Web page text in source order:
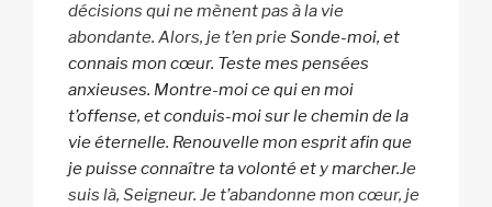
décisions qui ne mènent pas à la vie
abondante. Alors, je t’en prie Sonde-moi, et
connais mon cœur. Teste mes pensées
anxieuses. Montre-moi ce qui en moi
t’offense, et conduis-moi sur le chemin de la
vie éternelle. Renouvelle mon esprit afin que
je puisse connaître ta volonté et y marcher.Je
suis là, Seigneur. Je t’abandonne mon cœur, je